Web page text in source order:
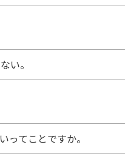
い。
ってことですか。